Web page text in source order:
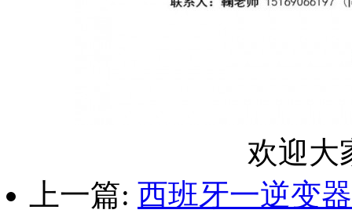
欢迎大
上一篇: 西班牙一逆变